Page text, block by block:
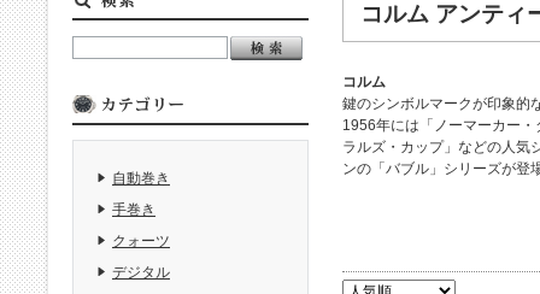
コルム アンティ
コルム
鍵のシンボルマークが印象的
1956年には「ノーマーカー
ラルズ・カップ」などの人気
ンの「バブル」シリーズが登
自動巻き
手巻き
クォーツ
デジタル